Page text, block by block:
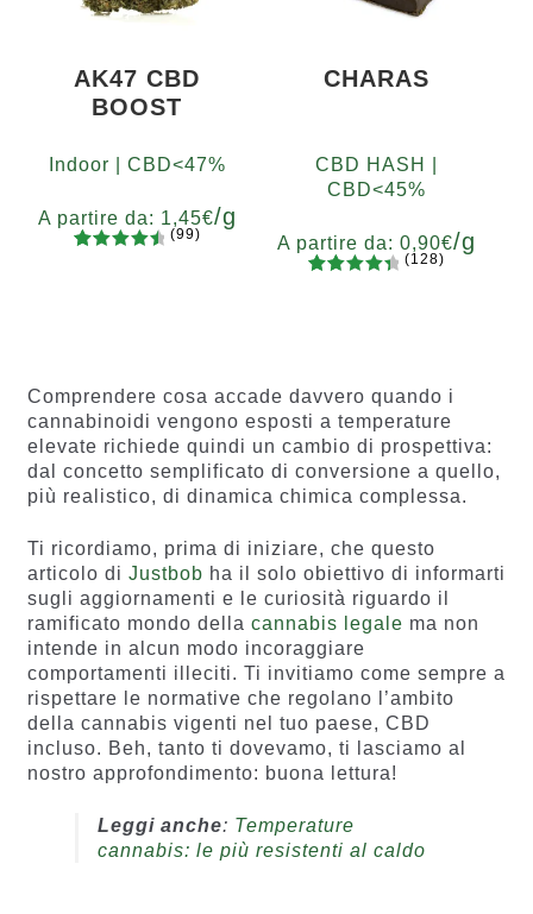
AK47 CBD
BOOST
Indoor | CBD<47%
A partire da: 1,45€/g
i
(99)
CHARAS
CBD HASH |
CBD<45%
A partire da:0,90€/g
recensio
ni
(128)
Comprendere cosa accade davvero quando i
cannabinoidi vengono esposti a temperature
elevate richiede quindi un cambio di prospettiva:
dal concetto semplificato di conversione a quello,
più realistico, di dinamica chimica complessa.
Ti ricordiamo, prima di iniziare, che questo
articolo di Justbob ha il solo obiettivo di informarti
sugli aggiornamenti e le curiosità riguardo il
ramificato mondo della cannabis legale ma non
intende in alcun modo incoraggiare
comportamenti illeciti. Ti invitiamo come sempre a
rispettare le normative che regolano l’ambito
della cannabis vigenti nel tuo paese, CBD
incluso. Beh, tanto ti dovevamo, ti lasciamo al
nostro approfondimento: buona lettura!
Leggi anche: Temperature
cannabis: le più resistenti al caldo